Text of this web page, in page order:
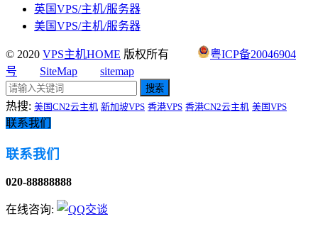
英国VPS/主机/服务器
美国VPS/主机/服务器
© 2020 VPS主机HOME 版权所有
粤ICP备20046904
号
SiteMap sitemap
搜索
热搜: 美国CN2云主机 新加坡VPS 香港VPS 香港CN2云主机 美国VPS
联系我们
联系我们
020-88888888
在线咨询: